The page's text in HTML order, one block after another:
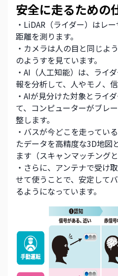
安全に走るための
・LiDAR（ライダー）はレ
距離を測ります。
・カメラは人の目と同じよ
のようすを見ています。
・AI（人工知能）は、ライ
報を分析して、人やモノ、
・AIが見分けた対象とライ
て、コンピューターがブレ
整します。
・バスが今どこを走ってい
たデータを高精度な3D地図
ます（スキャンマッチング
・さらに、アンテナで受け
せて使うことで、安定して
るようになっています。